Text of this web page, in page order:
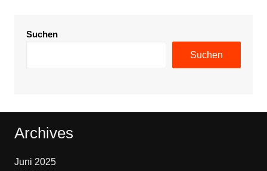
Suchen
Suchen
Archives
Juni 2025